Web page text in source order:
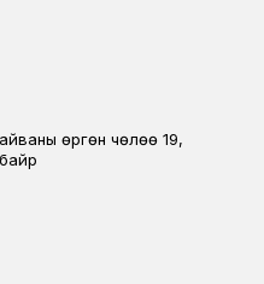
өргөн чөлөө 19,